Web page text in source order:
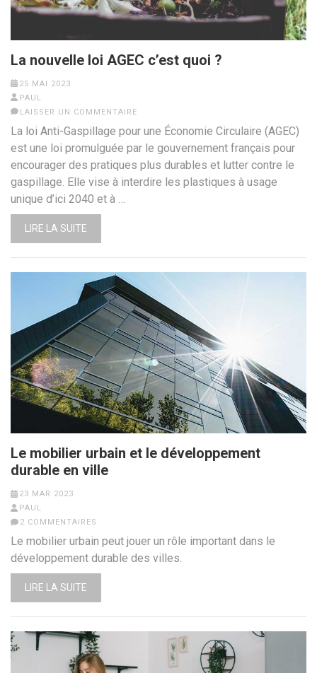
La nouvelle loi AGEC c’est quoi ?
25 MAI 2023
PAUL
LAISSER UN COMMENTAIRE
La loi Anti-Gaspillage pour une Économie Circulaire (AGEC)
est une loi promulguée par le gouvernement français pour
encourager des pratiques plus durables et lutter contre le
gaspillage. Elle vise à interdire les plastiques à usage
unique d’ici 2040 et à …
LIRE LA SUITE
Le mobilier urbain et le développement
durable en ville
23 MAR 2023
PAUL
2 COMMENTAIRES
Le mobilier urbain peut jouer un rôle important dans le
développement durable des villes.
LIRE LA SUITE